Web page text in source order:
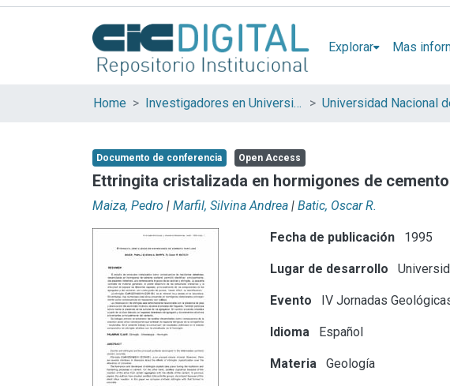
Explorar Mas
Home Investigadores en Universidades Nacionales de la provincia de Buenos Aires
Documento de conferencia Open Access
Ettringita cristalizada en hormigones de
Maiza, Pedro | Marfil, Silvina Andrea | Batic, Oscar R.
Fecha de publicación 1995
Lugar de desarrollo
Evento IV Jornadas
Idioma Español
Materia Geología